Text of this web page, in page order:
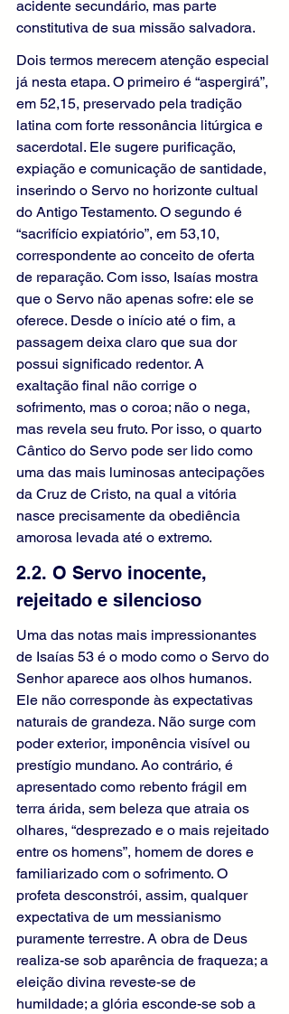
acidente secundário, mas parte
constitutiva de sua missão salvadora.
Dois termos merecem atenção especial
já nesta etapa. O primeiro é “aspergirá”,
em 52,15, preservado pela tradição
latina com forte ressonância litúrgica e
sacerdotal. Ele sugere purificação,
expiação e comunicação de santidade,
inserindo o Servo no horizonte cultual
do Antigo Testamento. O segundo é
“sacrifício expiatório”, em 53,10,
correspondente ao conceito de oferta
de reparação. Com isso, Isaías mostra
que o Servo não apenas sofre: ele se
oferece. Desde o início até o fim, a
passagem deixa claro que sua dor
possui significado redentor. A
exaltação final não corrige o
sofrimento, mas o coroa; não o nega,
mas revela seu fruto. Por isso, o quarto
Cântico do Servo pode ser lido como
uma das mais luminosas antecipações
da Cruz de Cristo, na qual a vitória
nasce precisamente da obediência
amorosa levada até o extremo.
2.2. O Servo inocente,
rejeitado e silencioso
Uma das notas mais impressionantes
de Isaías 53 é o modo como o Servo do
Senhor aparece aos olhos humanos.
Ele não corresponde às expectativas
naturais de grandeza. Não surge com
poder exterior, imponência visível ou
prestígio mundano. Ao contrário, é
apresentado como rebento frágil em
terra árida, sem beleza que atraia os
olhares, “desprezado e o mais rejeitado
entre os homens”, homem de dores e
familiarizado com o sofrimento. O
profeta desconstrói, assim, qualquer
expectativa de um messianismo
puramente terrestre. A obra de Deus
realiza-se sob aparência de fraqueza; a
eleição divina reveste-se de
humildade; a glória esconde-se sob a